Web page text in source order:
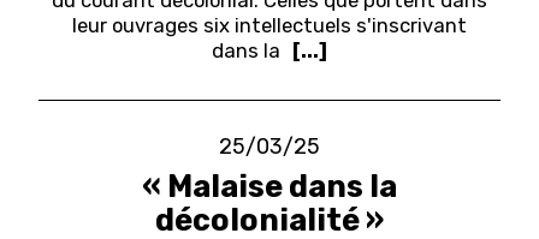
leur ouvrages six intellectuels s'inscrivant
dans la
[...]
25/03/25
« Malaise dans la
décolonialité »